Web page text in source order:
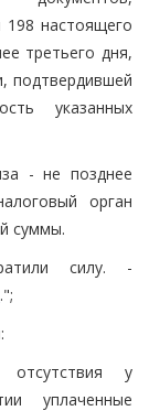
198 настоящего
третьего дня,
подтвердившей
указанных
- не позднее
орган
суммы.
силу. -
.";
у
уплаченные